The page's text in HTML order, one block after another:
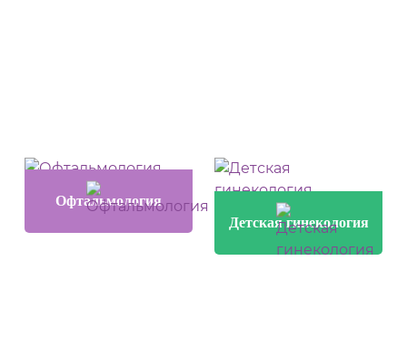
Офтальмология
Детская гинекология